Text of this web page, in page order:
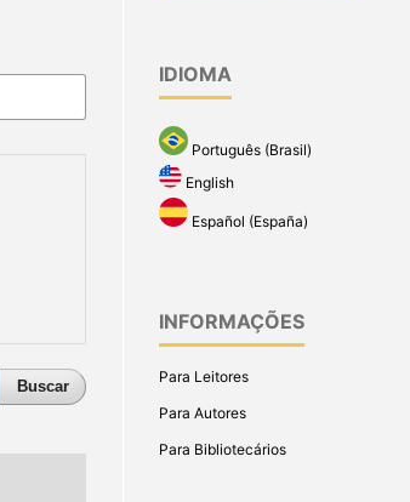
Buscar
IDIOMA
Português (Brasil)
English
Español (España)
INFORMAÇÕES
Para Leitores
Para Autores
Para Bibliotecários